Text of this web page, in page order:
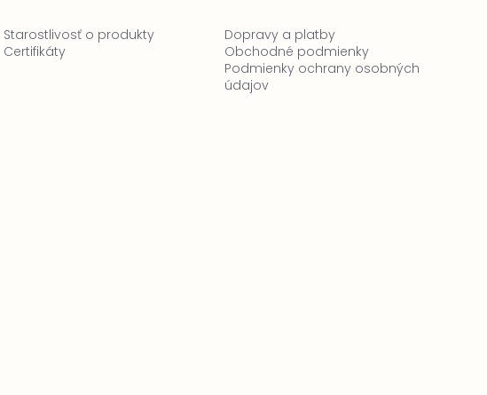
Starostlivosť o produkty
Certifikáty
Dopravy a platby
Obchodné podmienky
Podmienky ochrany osobných
údajov